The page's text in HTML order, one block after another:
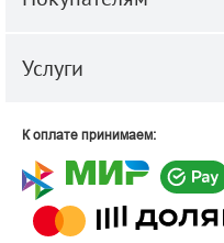
Услуги
К оплате принимаем: